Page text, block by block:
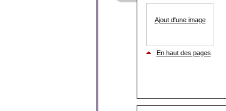
Ajout d'une image
En haut des pages